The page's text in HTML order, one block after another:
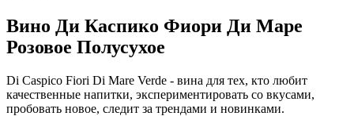
Вино Ди Каспико Фиори Ди Маре
Розовое Полусухое
Di Caspico Fiori Di Mare Verde - вина для тех, кто любит
качественные напитки, экспериментировать со вкусами,
пробовать новое, следит за трендами и новинками.